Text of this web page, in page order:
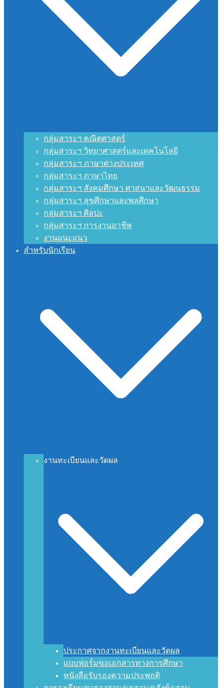
กลุ่มสาระฯ คณิตศาสตร์
กลุ่มสาระฯ วิทยาศาสตร์และเทคโนโลยี
กลุ่มสาระฯ ภาษาต่างประเทศ
กลุ่มสาระฯ ภาษาไทย
กลุ่มสาระฯ สังคมศึกษา ศาสนาและวัฒนธรรม
กลุ่มสาระฯ สุขศึกษาและพลศึกษา
กลุ่มสาระฯ ศิลปะ
กลุ่มสาระฯ การงานอาชีพ
งานแนะแนว
สำหรับนักเรียน
งานทะเบียนและวัดผล
ประกาศจากงานทะเบียนและวัดผล
แบบฟอร์มขอเอกสารทางการศึกษา
หนังสือรับรองความประพฤติ